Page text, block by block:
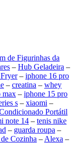
de Figurinhas da
– Hub Geladeira –
– iphone 16 pro
– creatina – whey
max – iphone 15 pro
s – xiaomi –
Portátil
note 14 – tenis nike
– guarda roupa –
Cozinha – Alexa –